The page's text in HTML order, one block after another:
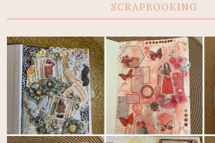
SCRAPBOOKING